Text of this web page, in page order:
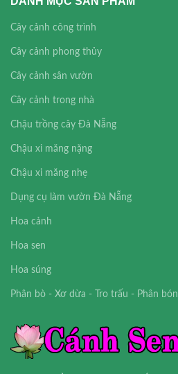
Cây cảnh công trình
Cây cảnh phong thủy
Cây cảnh sân vườn
Cây cảnh trong nhà
Chậu trồng cây Đà Nẵng
Chậu xi măng nặng
Chậu xi măng nhẹ
Dụng cụ làm vườn Đà Nẵng
Hoa cảnh
Hoa sen
Hoa súng
Phân bò - Xơ dừa - Tro trấu - Phân bón